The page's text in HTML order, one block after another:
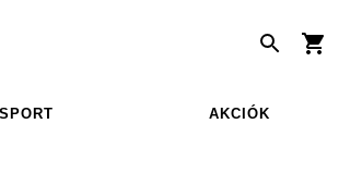
AKCIÓK